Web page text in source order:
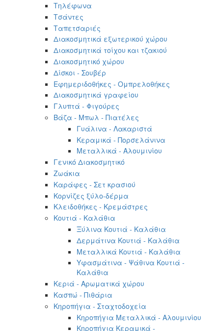
Τηλέφωνα
Τσάντες
Ταπετσαριές
Διακοσμητικά εξωτερικού χώρου
Διακοσμητικά τοίχου και τζακιού
Διακοσμητικό χώρου
Δίσκοι - Σουβέρ
Εφημεριδοθήκες - Ομπρελοθήκες
Διακοσμητικά γραφείου
Γλυπτά - Φιγούρες
Βάζα - Μπωλ - Πιατέλες
Γυάλινα - Λακαριστά
Κεραμικά - Πορσελάνινα
Μεταλλικά - Αλουμινίου
Γενικό Διακοσμητικό
Ζωάκια
Καράφες - Σετ κρασιού
Κορνίζες ξύλο-δέρμα
Κλειδοθήκες - Κρεμάστρες
Κουτιά - Καλάθια
Ξύλινα Κουτιά - Καλάθια
Δερμάτινα Κουτιά - Καλάθια
Μεταλλικά Κουτιά - Καλάθια
Υφασμάτινα - Ψάθινα Κουτιά -
Καλάθια
Κεριά - Αρωματικά χώρου
Κασπώ - Πιθάρια
Κηροπήγια - Σταχτοδοχεία
Κηροπήγια Μεταλλικά - Αλουμινίου
Κηροπήγια Κεραμικά -